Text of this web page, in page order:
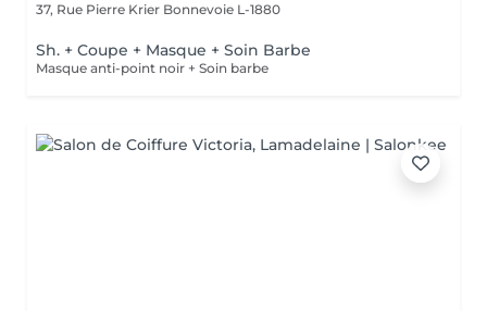
37, Rue Pierre Krier Bonnevoie L-1880
Sh. + Coupe + Masque + Soin Barbe
Masque anti-point noir + Soin barbe